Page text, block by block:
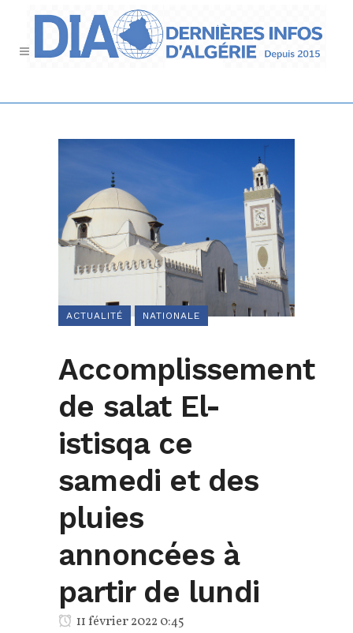
ACTUALITÉ NATIONALE
Accomplissement
de salat El-
istisqa ce
samedi et des
pluies
annoncées à
partir de lundi
11 février 2022 0:45